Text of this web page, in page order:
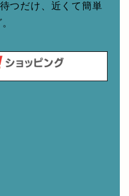
つだけ、近くて簡単